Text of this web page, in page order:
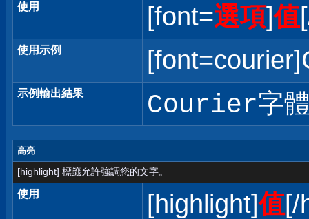
使用 [font=選項]值
使用示例
示例輸出結果 Courier字
高亮
[highlight] 標籤允許強調您的文字。
使用 [highlight]值[/